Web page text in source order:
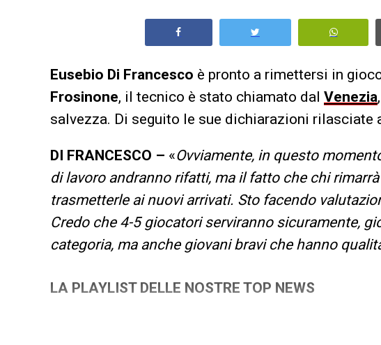
Eusebio Di Francesco è pronto a rimettersi in
Frosinone, il tecnico è stato chiamato dal Venezia
salvezza. Di seguito le sue dichiarazioni rilasciate
DI FRANCESCO – «Ovviamente, in questo
di lavoro andranno rifatti, ma il fatto che chi
trasmetterle ai nuovi arrivati. Sto facendo
Credo che 4-5 giocatori serviranno sicuramente,
categoria, ma anche giovani bravi che hanno
LA PLAYLIST DELLE NOSTRE TOP NEWS